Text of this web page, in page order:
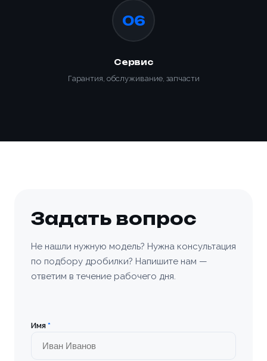
06
Сервис
Гарантия, обслуживание, запчасти
Задать вопрос
Не нашли нужную модель? Нужна консультация
по подбору дробилки? Напишите нам —
ответим в течение рабочего дня.
Имя *